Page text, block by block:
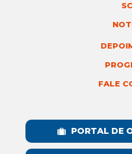
FALE
PORTAL DE